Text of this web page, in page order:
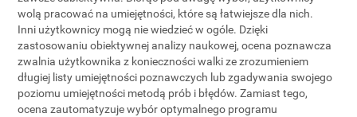
wolą pracować na umiejętności, które są łatwiejsze dla nich.
Inni użytkownicy mogą nie wiedzieć w ogóle. Dzięki
zastosowaniu obiektywnej analizy naukowej, ocena poznawcza
zwalnia użytkownika z konieczności walki ze zrozumieniem
długiej listy umiejętności poznawczych lub zgadywania swojego
poziomu umiejętności metodą prób i błędów. Zamiast tego,
ocena zautomatyzuje wybór optymalnego programu